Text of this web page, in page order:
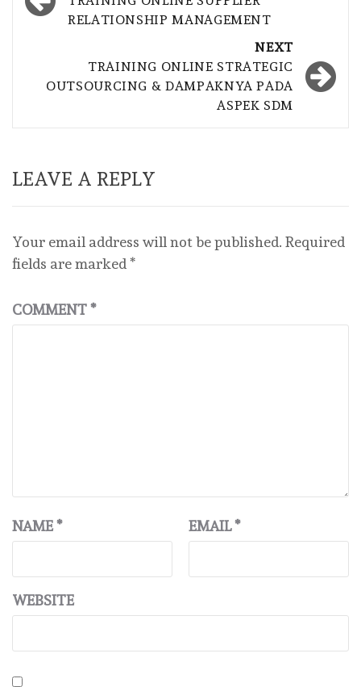
navigation
RELATIONSHIP MANAGEMENT
NEXT
TRAINING ONLINE STRATEGIC
OUTSOURCING & DAMPAKNYA PADA
ASPEK SDM
LEAVE A REPLY
Your email address will not be published. Required
fields are marked *
COMMENT*
NAME* EMAIL*
WEBSITE